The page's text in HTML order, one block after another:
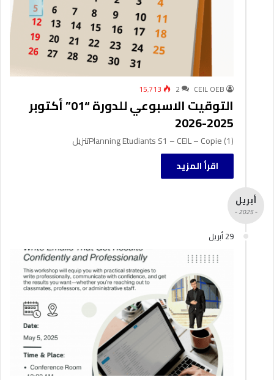
CEIL OEB
2 15٬713
التوقيت الاسبوعي للدورة “01” أكتوبر
2025-2026
Planning Etudiants S1 – CEIL – Copie (1)تنزيل
اقرأ المزيد
أبريل
- 2025 -
29 أبريل